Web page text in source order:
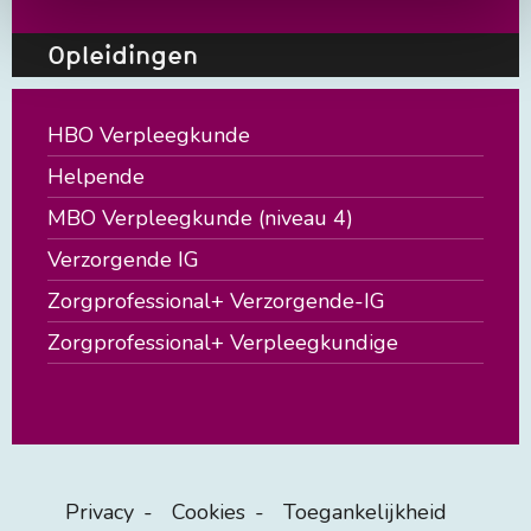
het rechtmatig gebruik van cookies voorafgaand aan
deze intrekking. Lees hier meer over onze
Opleidingen
HBO Verpleegkunde
Helpende
MBO Verpleegkunde (niveau 4)
Verzorgende IG
Zorgprofessional+ Verzorgende-IG
Zorgprofessional+ Verpleegkundige
Privacy Cookies Toegankelijkheid